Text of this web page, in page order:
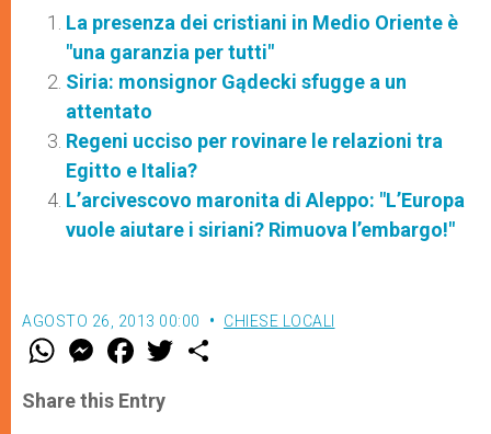
La presenza dei cristiani in Medio Oriente è
"una garanzia per tutti"
Siria: monsignor Gądecki sfugge a un
attentato
Regeni ucciso per rovinare le relazioni tra
Egitto e Italia?
L’arcivescovo maronita di Aleppo: "L’Europa
vuole aiutare i siriani? Rimuova l’embargo!"
AGOSTO 26, 2013 00:00 CHIESE LOCALI
W
t
s
M
e
s
e
F
a
e
b
w
Share this Entry